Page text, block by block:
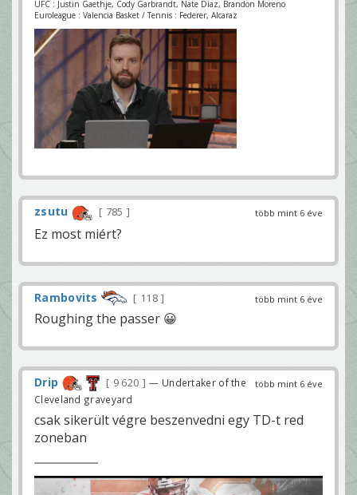
UFC : Justin Gaethje, Cody Garbrandt, Nate Diaz, Brandon Moreno
Euroleague : Valencia Basket / Tennis : Federer, Alcaraz
több mint 6 éve
zsutu 785
Ez most miért?
több mint 6 éve
Rambovits 118
Roughing the passer 😀
több mint 6 éve
Drip 9 620
— Undertaker of the
Cleveland graveyard
csak sikerült végre beszenvedni egy TD-t red
zoneban